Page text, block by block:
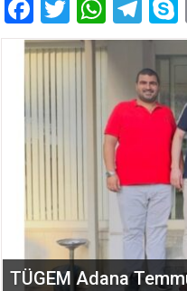
Facebook
Twitter
EĞİTİM-BİR-SEN
VEFA VE